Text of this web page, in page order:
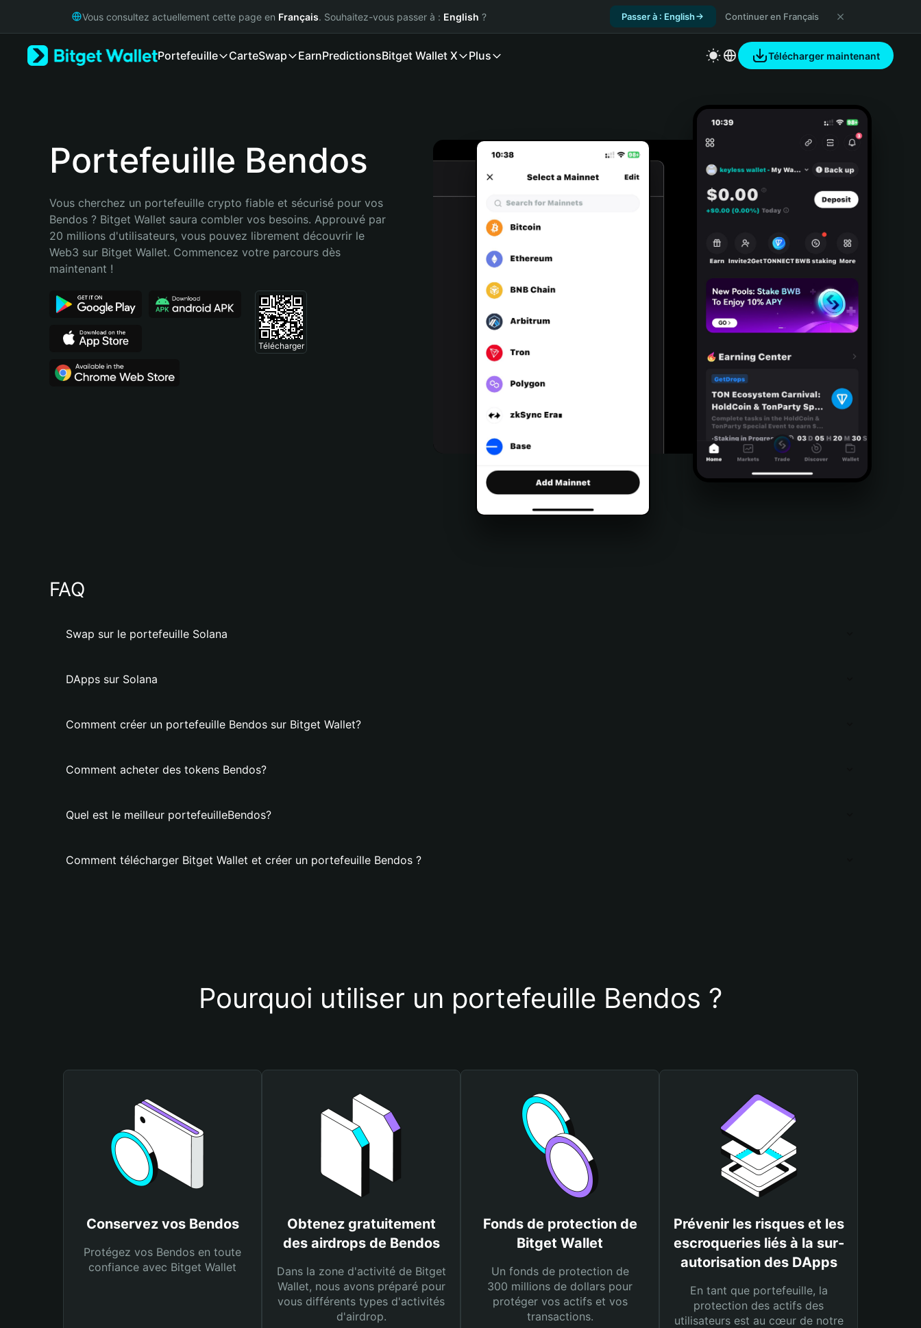
Русский
Bahasa Indonesia
Español (Argentina)
Vous consultez actuellement cette page en Français. Souhaitez-vous passer à : English ? Passer à : English Continuer en Français
Portefeuille CarteSwap EarnPredictionsBitget Wallet X Plus Télécharger maintenant
Portefeuille Bendos
Vous cherchez un portefeuille crypto fiable et sécurisé pour vos
Bendos ? Bitget Wallet saura combler vos besoins. Approuvé par
20 millions d'utilisateurs, vous pouvez librement découvrir le
Web3 sur Bitget Wallet. Commencez votre parcours dès
maintenant !
Télécharger
FAQ
Swap sur le portefeuille Solana
DApps sur Solana
Comment créer un portefeuille Bendos sur Bitget Wallet?
Comment acheter des tokens Bendos?
Quel est le meilleur portefeuilleBendos?
Comment télécharger Bitget Wallet et créer un portefeuille Bendos ?
Pourquoi utiliser un portefeuille Bendos ?
Conservez vos Bendos
Protégez vos Bendos en toute
confiance avec Bitget Wallet
Obtenez gratuitement
des airdrops de Bendos
Dans la zone d'activité de Bitget
Wallet, nous avons préparé pour
vous différents types d'activités
d'airdrop.
Fonds de protection de
Bitget Wallet
Un fonds de protection de
300 millions de dollars pour
protéger vos actifs et vos
transactions.
Prévenir les risques et les
escroqueries liés à la sur-
autorisation des DApps
En tant que portefeuille, la
protection des actifs des
utilisateurs est au cœur de notre